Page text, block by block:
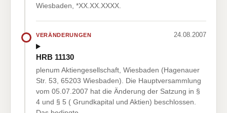
Wiesbaden, *XX.XX.XXXX.
VERÄNDERUNGEN 24.08.2007
HRB 11130
plenum Aktiengesellschaft, Wiesbaden (Hagenauer
Str. 53, 65203 Wiesbaden). Die Hauptversammlung
vom 05.07.2007 hat die Änderung der Satzung in §
4 und § 5 ( Grundkapital und Aktien) beschlossen.